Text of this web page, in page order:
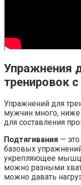
Упражнения
тренировок
Упражнений для
мужчин много,
для составления
Подтягивания —
базовых
укрепляющее мышц
можно разными
можно давать